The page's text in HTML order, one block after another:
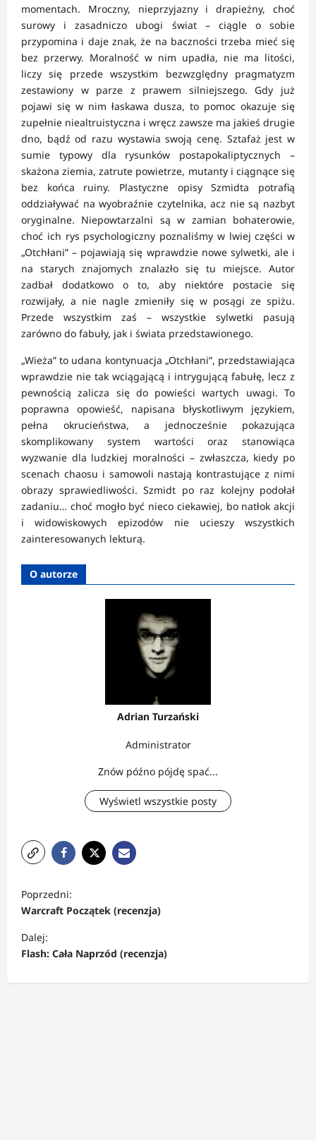
momentach. Mroczny, nieprzyjazny i drapieżny, choć
surowy i zasadniczo ubogi świat – ciągle o sobie
przypomina i daje znak, że na baczności trzeba mieć się
bez przerwy. Moralność w nim upadła, nie ma litości,
liczy się przede wszystkim bezwzględny pragmatyzm
zestawiony w parze z prawem silniejszego. Gdy już
pojawi się w nim łaskawa dusza, to pomoc okazuje się
zupełnie niealtruistyczna i wręcz zawsze ma jakieś drugie
dno, bądź od razu wystawia swoją cenę. Sztafaż jest w
sumie typowy dla rysunków postapokaliptycznych –
skażona ziemia, zatrute powietrze, mutanty i ciągnące się
bez końca ruiny. Plastyczne opisy Szmidta potrafią
oddziaływać na wyobraźnie czytelnika, acz nie są nazbyt
oryginalne. Niepowtarzalni są w zamian bohaterowie,
choć ich rys psychologiczny poznaliśmy w lwiej części w
„Otchłani” – pojawiają się wprawdzie nowe sylwetki, ale i
na starych znajomych znalazło się tu miejsce. Autor
zadbał dodatkowo o to, aby niektóre postacie się
rozwijały, a nie nagle zmieniły się w posągi ze spiżu.
Przede wszystkim zaś – wszystkie sylwetki pasują
zarówno do fabuły, jak i świata przedstawionego.
„Wieża” to udana kontynuacja „Otchłani”, przedstawiająca
wprawdzie nie tak wciągającą i intrygującą fabułę, lecz z
pewnością zalicza się do powieści wartych uwagi. To
poprawna opowieść, napisana błyskotliwym językiem,
pełna okrucieństwa, a jednocześnie pokazująca
skomplikowany system wartości oraz stanowiąca
wyzwanie dla ludzkiej moralności – zwłaszcza, kiedy po
scenach chaosu i samowoli nastają kontrastujące z nimi
obrazy sprawiedliwości. Szmidt po raz kolejny podołał
zadaniu… choć mogło być nieco ciekawiej, bo natłok akcji
i widowiskowych epizodów nie ucieszy wszystkich
zainteresowanych lekturą.
O autorze
Adrian Turzański
Administrator
Znów późno pójdę spać...
Wyświetl wszystkie posty
o
b
a
Poprzedni:
Warcraft Początek (recenzja)
Dalej:
Flash: Cała Naprzód (recenzja)